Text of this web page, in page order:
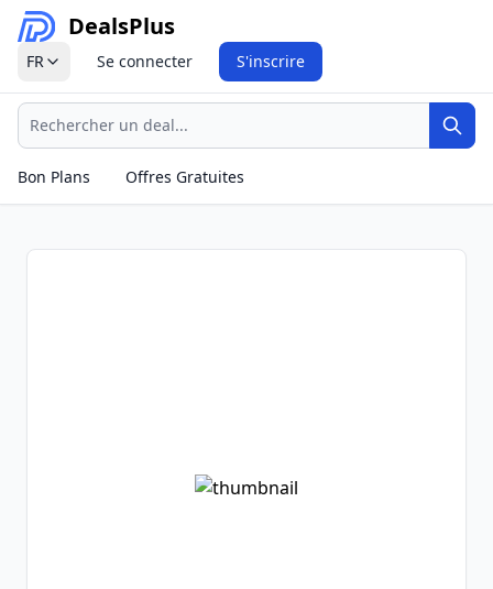
DealsPlus
FR Se connecter S'inscrire
Recherche
Bon Plans
Offres Gratuites